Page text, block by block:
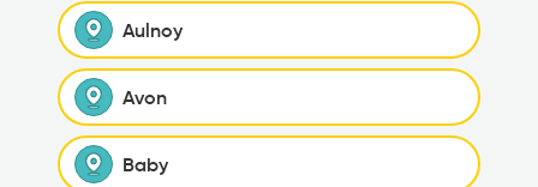
Aulnoy
Avon
Baby